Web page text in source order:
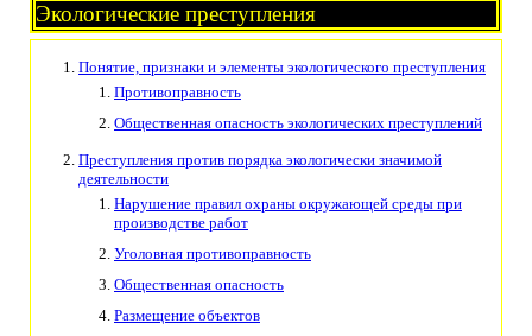
Экологические преступления
Понятие, признаки и элементы экологического преступления
Противоправность
Общественная опасность экологических преступлений
Преступления против порядка экологически значимой
деятельности
Нарушение правил охраны окружающей среды при
производстве работ
Уголовная противоправность
Общественная опасность
Размещение объектов